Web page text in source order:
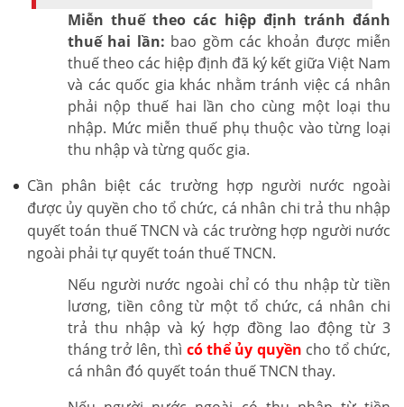
Miễn thuế theo các hiệp định tránh đánh
thuế hai lần: bao gồm các khoản được miễn
thuế theo các hiệp định đã ký kết giữa Việt Nam
và các quốc gia khác nhằm tránh việc cá nhân
phải nộp thuế hai lần cho cùng một loại thu
nhập. Mức miễn thuế phụ thuộc vào từng loại
thu nhập và từng quốc gia.
Cần phân biệt các trường hợp người nước ngoài
được ủy quyền cho tổ chức, cá nhân chi trả thu nhập
quyết toán thuế TNCN và các trường hợp người nước
ngoài phải tự quyết toán thuế TNCN.
Nếu người nước ngoài chỉ có thu nhập từ tiền
lương, tiền công từ một tổ chức, cá nhân chi
trả thu nhập và ký hợp đồng lao động từ 3
tháng trở lên, thì có thể ủy quyền cho tổ chức,
cá nhân đó quyết toán thuế TNCN thay.